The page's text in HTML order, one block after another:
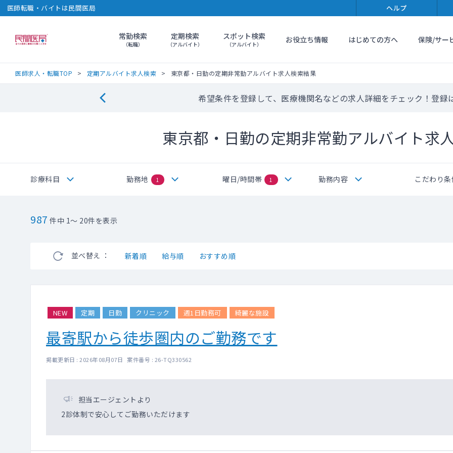
医師転職・バイトは民間医局 ヘルプ
民間医局常勤検索
（転職）
定期検索
（アルバイト）
スポット検索
（アルバイト） お役立ち情報 はじめての方へ 保険/サー
医師求人・転職TOP 定期アルバイト求人検索 東京都・日勤の定期非常勤アルバイト求人検索結果
希望条件を登録して、医療機関名などの求人詳細をチェック！登録
東京都・日勤の定期非常勤アルバイト求
診療科目 勤務地 1 曜日/時間帯 1 勤務内容 こだわり条
987 件中 1～ 20件を表示
並べ替え ： 新着順 給与順 おすすめ順
NEW 定期 日勤 クリニック 週1日勤務可 綺麗な施設
最寄駅から徒歩圏内のご勤務です
掲載更新日 : 2026年08月07日 案件番号 : 26-TQ330562
担当エージェントより
2診体制で安心してご勤務いただけます